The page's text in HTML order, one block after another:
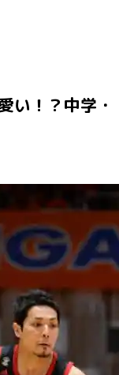
い！？中学・